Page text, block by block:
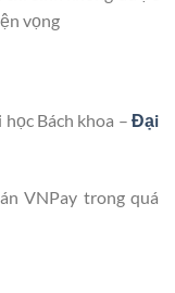
vọng
Bách khoa – Đại
VNPay trong quá